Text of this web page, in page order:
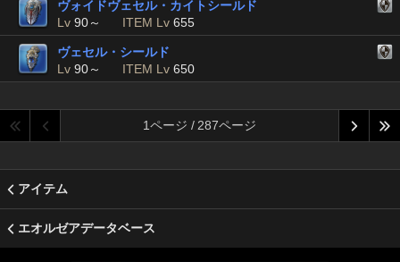
ヴォイドヴェセル・カイトシールド
Lv 90～ ITEM Lv 655
ヴェセル・シールド
Lv 90～ ITEM Lv 650
1ページ / 287ページ
アイテム
エオルゼアデータベース